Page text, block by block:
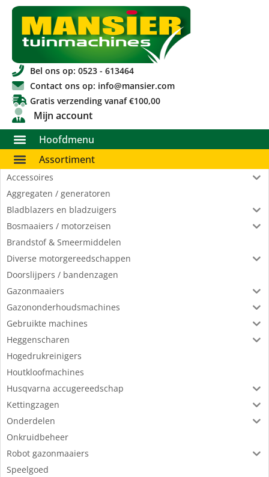
Bel ons op: 0523 - 613464
Contact ons op: info@mansier.com
Gratis verzending vanaf €100,00
Mijn account
Hoofdmenu
Assortiment
Accessoires
Aggregaten / generatoren
Bladblazers en bladzuigers
Bosmaaiers / motorzeisen
Brandstof & Smeermiddelen
Diverse motorgereedschappen
Doorslijpers / bandenzagen
Gazonmaaiers
Gazononderhoudsmachines
Gebruikte machines
Heggenscharen
Hogedrukreinigers
Houtkloofmachines
Husqvarna accugereedschap
Kettingzagen
Onderdelen
Onkruidbeheer
Robot gazonmaaiers
Speelgoed